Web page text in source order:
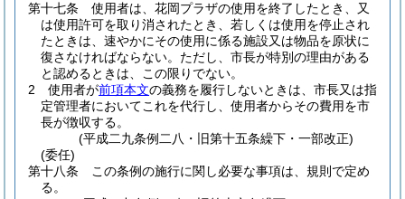
第十七条
使用者は、花岡プラザの使用を終了したとき、又
は使用許可を取り消されたとき、若しくは使用を停止され
たときは、速やかにその使用に係る施設又は物品を原状に
復さなければならない。 ただし、市長が特別の理由がある
と認めるときは、この限りでない。
2
使用者が前項本文の義務を履行しないときは、市長又は指
定管理者においてこれを代行し、使用者からその費用を市
長が徴収する。
(平成二九条例二八・旧第十五条繰下・一部改正)
(委任)
第十八条
この条例の施行に関し必要な事項は、規則で定め
る。